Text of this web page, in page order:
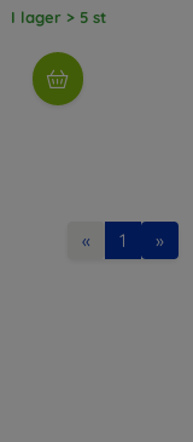
I lager > 5 st
« 1 »